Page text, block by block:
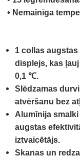
• Nemainīga
1 collas
displejs, kas
0,1 ℃.
Slēdzamas
atvēršanu bez
Alumīnija
augstas
iztvaicētājs.
Skaņas un